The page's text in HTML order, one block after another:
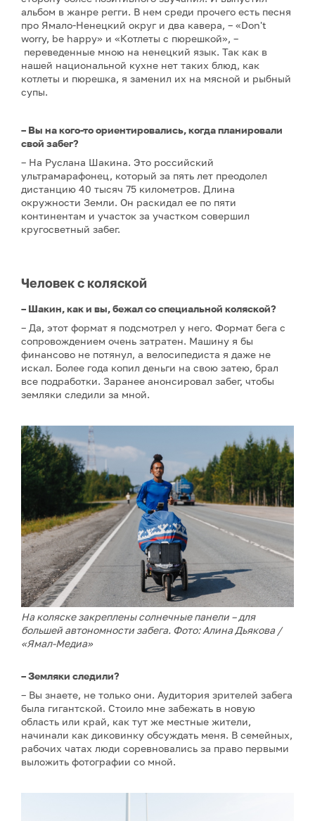
альбом в жанре регги. В нем среди прочего есть песня
про Ямало-Ненецкий округ и два кавера, – «Don't
worry, be happy» и «Котлеты с пюрешкой», –
переведенные мною на ненецкий язык. Так как в
нашей национальной кухне нет таких блюд, как
котлеты и пюрешка, я заменил их на мясной и рыбный
супы.
– Вы на кого-то ориентировались, когда планировали
свой забег?
– На Руслана Шакина. Это российский
ультрамарафонец, который за пять лет преодолел
дистанцию 40 тысяч 75 километров. Длина
окружности Земли. Он раскидал ее по пяти
континентам и участок за участком совершил
кругосветный забег.
Человек с коляской
– Шакин, как и вы, бежал со специальной коляской?
– Да, этот формат я подсмотрел у него. Формат бега с
сопровождением очень затратен. Машину я бы
финансово не потянул, а велосипедиста я даже не
искал. Более года копил деньги на свою затею, брал
все подработки. Заранее анонсировал забег, чтобы
земляки следили за мной.
На коляске закреплены солнечные панели – для
большей автономности забега. Фото: Алина Дьякова /
«Ямал-Медиа»
– Земляки следили?
– Вы знаете, не только они. Аудитория зрителей забега
была гигантской. Стоило мне забежать в новую
область или край, как тут же местные жители,
начинали как диковинку обсуждать меня. В семейных,
рабочих чатах люди соревновались за право первыми
выложить фотографии со мной.